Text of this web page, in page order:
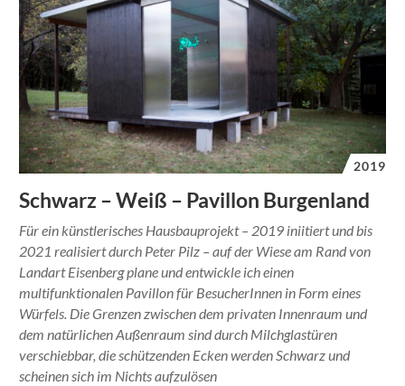
2019
Schwarz – Weiß – Pavillon Burgenland
Für ein künstlerisches Hausbauprojekt – 2019 iniitiert und bis
2021 realisiert durch Peter Pilz – auf der Wiese am Rand von
Landart Eisenberg plane und entwickle ich einen
multifunktionalen Pavillon für BesucherInnen in Form eines
Würfels. Die Grenzen zwischen dem privaten Innenraum und
dem natürlichen Außenraum sind durch Milchglastüren
verschiebbar, die schützenden Ecken werden Schwarz und
scheinen sich im Nichts aufzulösen